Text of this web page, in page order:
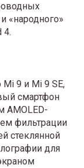
«народного»
4.
9 и Mi 9 SE,
смартфон
фильтрации
стеклянной
для